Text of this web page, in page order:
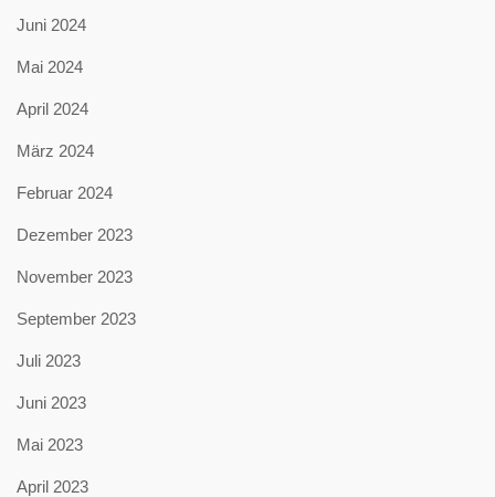
Juni 2024
Mai 2024
April 2024
März 2024
Februar 2024
Dezember 2023
November 2023
September 2023
Juli 2023
Juni 2023
Mai 2023
April 2023